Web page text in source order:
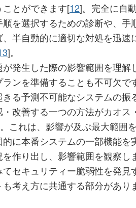
ことができます[12]。完全に自
順を選択するための診断や、手
、半自動的に適切な対処を迅速
]。
が発生した際の影響範囲を理解
ランを準備することも不可欠で
きる予測不可能なシステムの振
・改善する一つの方法がカオス
これは、影響が及ぶ最大範囲
的に本番システムの一部機能を
を作り出し、影響範囲を観察し
てセキュリティー脆弱性を発見
も考え方に共通する部分があり